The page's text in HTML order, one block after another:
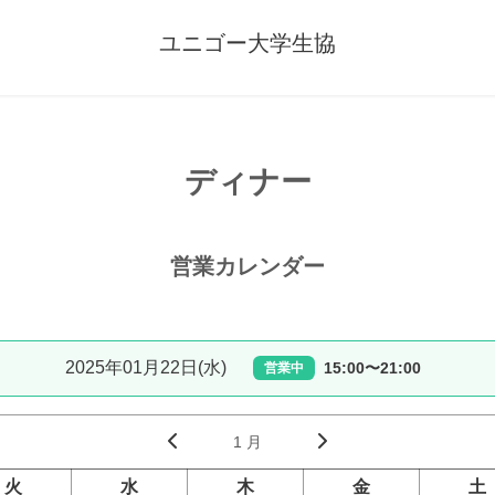
ユニゴー大学生協
ディナー
営業カレンダー
2025年01月22日(水) 営業中 15:00〜21:00
1 月
火 水 木 金 土